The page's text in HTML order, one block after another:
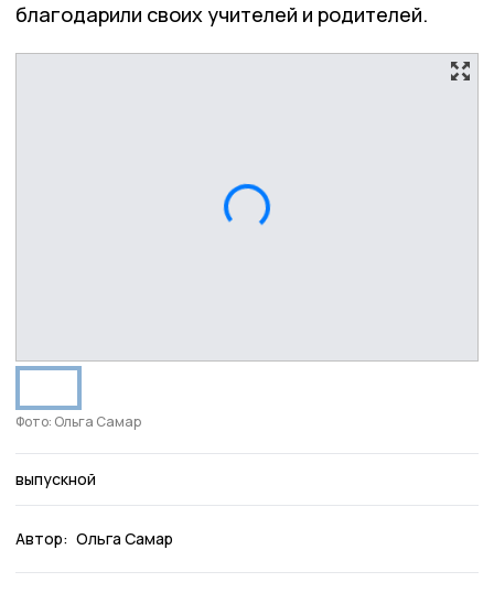
благодарили своих учителей и родителей.
Фото: Ольга Самар
выпускной
Автор: Ольга Самар